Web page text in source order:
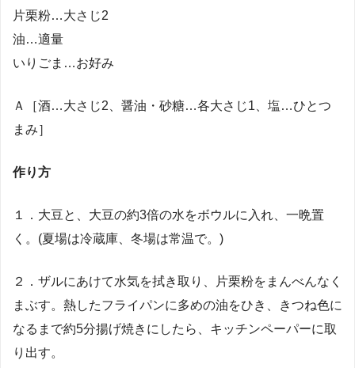
片栗粉…大さじ2
油…適量
いりごま…お好み
Ａ［酒…大さじ2、醤油・砂糖…各大さじ1、塩…ひとつ
まみ］
作り方
１．大豆と、大豆の約3倍の水をボウルに入れ、一晩置
く。(夏場は冷蔵庫、冬場は常温で。)
２．ザルにあけて水気を拭き取り、片栗粉をまんべんなく
まぶす。熱したフライパンに多めの油をひき、きつね色に
なるまで約5分揚げ焼きにしたら、キッチンペーパーに取
り出す。